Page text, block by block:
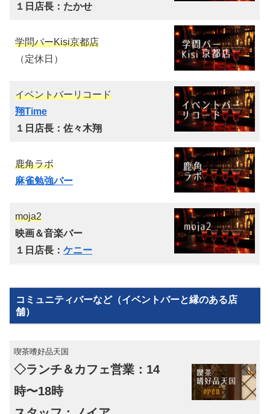
１日店長：たかせ
学問バーKisi京都店
（定休日）
イベントバーリコード
翔Time
１日店長：佐々木翔
鹿角ラボ
麻雀勉強バー
moja2
映画＆音楽バー
１日店長： ケニー
コミュニティバーなど（イベントバーと縁のある店
舗）
喫茶嗜好品天国
◇ランチ＆カフェ営業：14
時〜18時